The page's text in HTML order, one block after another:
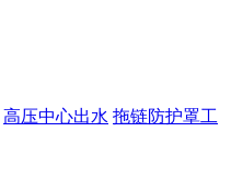
高压中心出水 拖链防护罩工